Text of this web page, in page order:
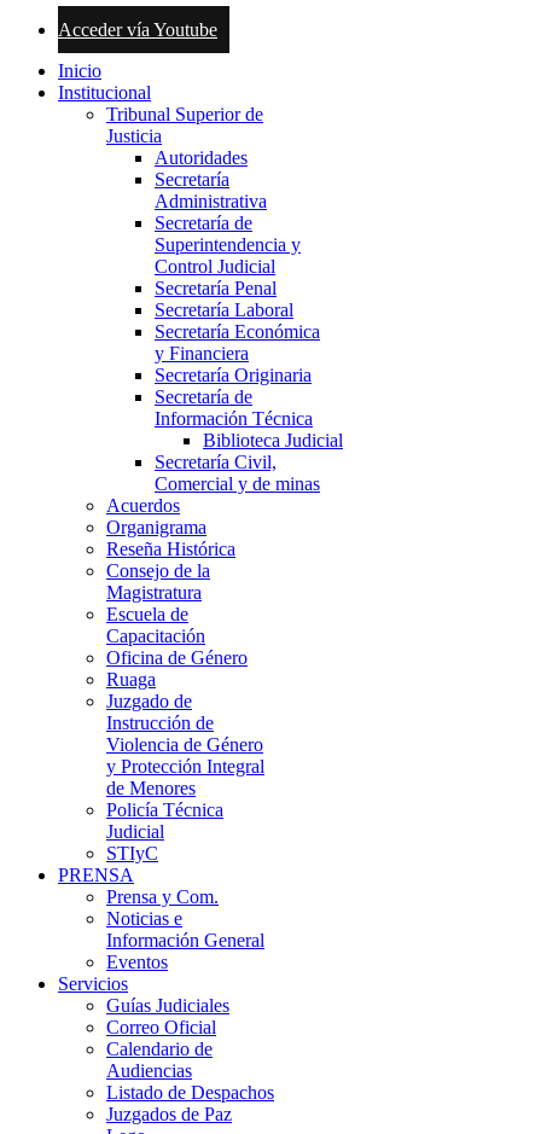
Acceder vía Youtube
Inicio
Institucional
Tribunal Superior de
Justicia
Autoridades
Secretaría
Administrativa
Secretaría de
Superintendencia y
Control Judicial
Secretaría Penal
Secretaría Laboral
Secretaría Económica
y Financiera
Secretaría Originaria
Secretaría de
Información Técnica
Biblioteca Judicial
Secretaría Civil,
Comercial y de minas
Acuerdos
Organigrama
Reseña Histórica
Consejo de la
Magistratura
Escuela de
Capacitación
Oficina de Género
Ruaga
Juzgado de
Instrucción de
Violencia de Género
y Protección Integral
de Menores
Policía Técnica
Judicial
STIyC
PRENSA
Prensa y Com.
Noticias e
Información General
Eventos
Servicios
Guías Judiciales
Correo Oficial
Calendario de
Audiencias
Listado de Despachos
Juzgados de Paz